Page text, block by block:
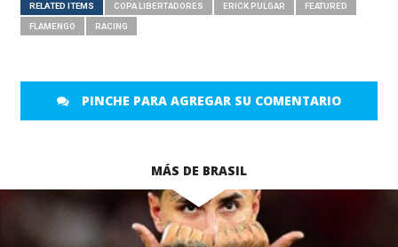
RELATED ITEMS COPA LIBERTADORES ERICK PULGAR FEATURED
FLAMENGO RACING
PINCHE PARA AGREGAR SU COMENTARIO
MÁS DE BRASIL